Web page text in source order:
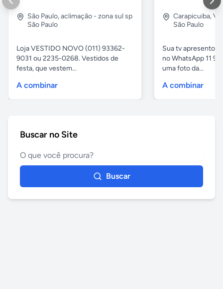
São Paulo,aclimação - zona sul sp
São Paulo
Loja VESTIDO NOVO (011) 93362-
9031 ou 2235-0268. Vestidos de
festa, que vestem...
A combinar
Carapicuiba,
São Paulo
Sua tv apresentou
no WhatsApp 11
uma foto da...
A combinar
Buscar no Site
Buscar